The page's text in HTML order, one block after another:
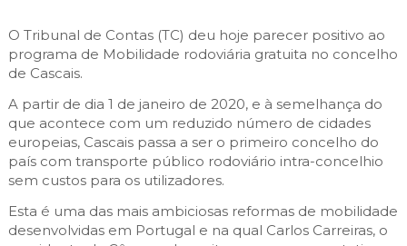
MOBILIDADE
SERVIÇOS
MAPA DO PORTAL
O Tribunal de Contas (TC) deu hoje parecer positivo ao
programa de Mobilidade rodoviária gratuita no concelho
de Cascais.
A partir de dia 1 de janeiro de 2020, e à semelhança do
que acontece com um reduzido número de cidades
europeias, Cascais passa a ser o primeiro concelho do
país com transporte público rodoviário intra-concelhio
sem custos para os utilizadores.
Esta é uma das mais ambiciosas reformas de mobilidade
desenvolvidas em Portugal e na qual Carlos Carreiras, o